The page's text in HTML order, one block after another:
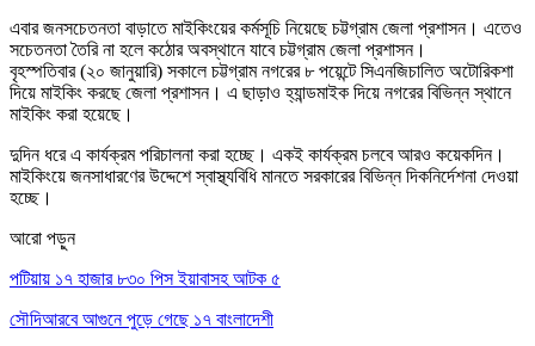
এবার জনসচেতনতা বাড়াতে মাইকিংয়ের কর্মসূচি নিয়েছে চট্টগ্রাম জেলা প্রশাসন। এতেও
সচেতনতা তৈরি না হলে কঠোর অবস্থানে যাবে চট্টগ্রাম জেলা প্রশাসন।
বৃহস্পতিবার (২০ জানুয়ারি) সকালে চট্টগ্রাম নগরের ৮ পয়েন্টে সিএনজিচালিত অটোরিকশা
দিয়ে মাইকিং করছে জেলা প্রশাসন। এ ছাড়াও হ্যান্ডমাইক দিয়ে নগরের বিভিন্ন স্থানে
মাইকিং করা হয়েছে।
দুদিন ধরে এ কার্যক্রম পরিচালনা করা হচ্ছে। একই কার্যক্রম চলবে আরও কয়েকদিন।
মাইকিংয়ে জনসাধারণের উদ্দেশে স্বাস্থ্যবিধি মানতে সরকারের বিভিন্ন দিকনির্দেশনা দেওয়া
হচ্ছে।
আরো পড়ুন
পটিয়ায় ১৭ হাজার ৮৩০ পিস ইয়াবাসহ আটক ৫
সৌদিআরবে আগুনে পুড়ে গেছে ১৭ বাংলাদেশী